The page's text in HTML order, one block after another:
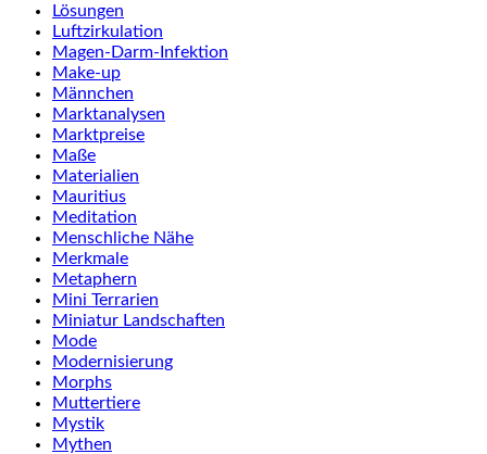
Lösungen
Luftzirkulation
Magen-Darm-Infektion
Make-up
Männchen
Marktanalysen
Marktpreise
Maße
Materialien
Mauritius
Meditation
Menschliche Nähe
Merkmale
Metaphern
Mini Terrarien
Miniatur Landschaften
Mode
Modernisierung
Morphs
Muttertiere
Mystik
Mythen